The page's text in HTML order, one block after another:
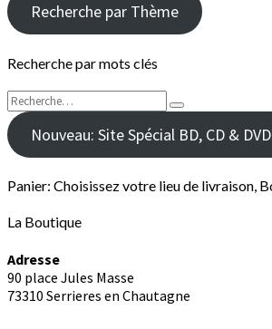
Recherche par Thème
Recherche par mots clés
Rechercher :
Recherche
Nouveau: Site Spécial BD, CD & DVD
Panier: Choisissez votre lieu de livraison,
La Boutique
Adresse
90 place Jules Masse
73310 Serrieres en Chautagne